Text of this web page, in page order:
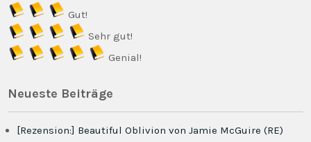
Gut!
Sehr gut!
Genial!
Neueste Beiträge
[Rezension:] Beautiful Oblivion von Jamie McGuire (RE)